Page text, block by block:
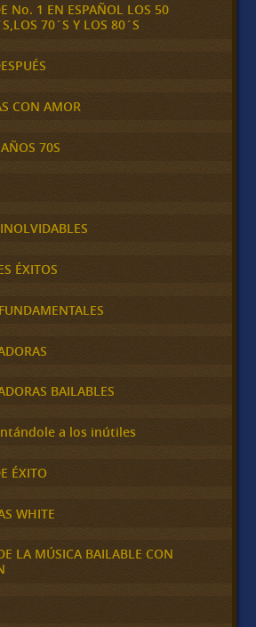
No. 1 EN ESPAÑOL LOS 50
70´S Y LOS 80´S
CON AMOR
70S
ÉXITOS
BAILABLES
a los inútiles
ÉXITO
WHITE
LA MÚSICA BAILABLE CON